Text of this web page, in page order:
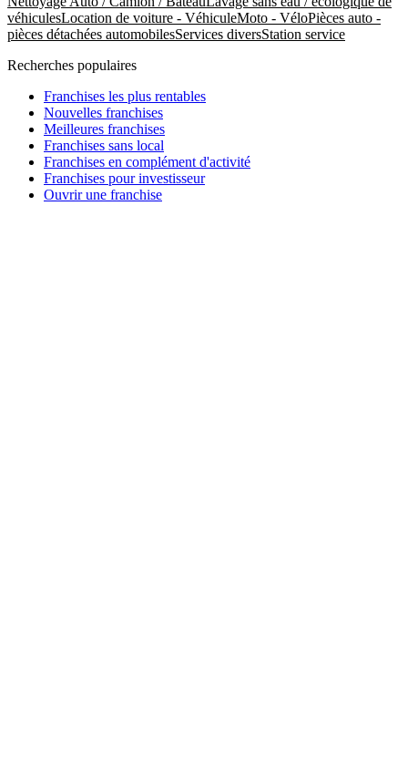
véhiculesLocation de voiture - VéhiculeMoto - VéloPièces auto -
pièces détachées automobilesServices diversStation service
Recherches populaires
Franchises les plus rentables
Nouvelles franchises
Meilleures franchises
Franchises sans local
Franchises en complément d'activité
Franchises pour investisseur
Ouvrir une franchise